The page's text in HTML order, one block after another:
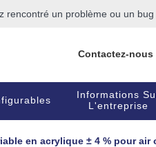
rencontré un problème ou un bug
Contactez-nous
Informations
L'entreprise
en acrylique ± 4 % pour air